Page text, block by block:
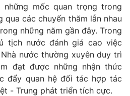
hình Việt Nam
VTV
và báo điện tử số 483/GP-BTTTT
Thị Mỹ Hạnh, Phạm Quốc Thắng,
mốc quan trọng trong
qua các chuyến thăm lẫn nhau
những năm gần đây. Trong
tịch nước đánh giá cao việc
nước thường xuyên duy trì
đạt được những nhận thức
đẩy quan hệ đối tác hợp tác
- Trung phát triển tích cực.